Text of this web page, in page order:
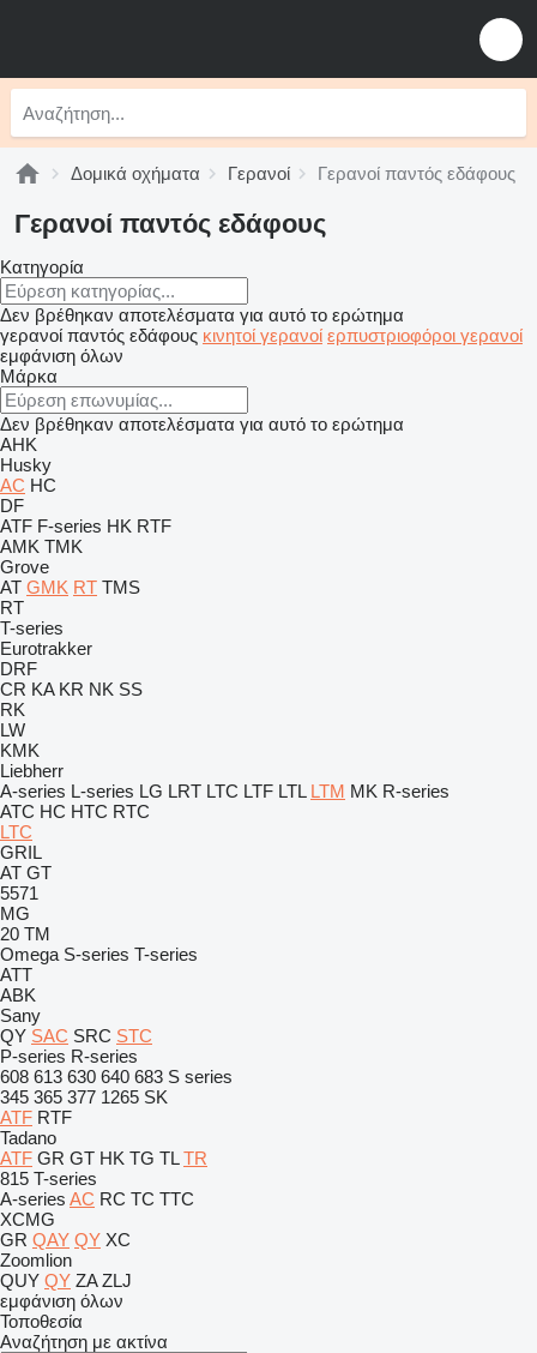
Δομικά οχήματα Γερανοί Γερανοί παντός εδάφους
Γερανοί παντός εδάφους
Κατηγορία
Δεν βρέθηκαν αποτελέσματα για αυτό το ερώτημα
γερανοί παντός εδάφους κινητοί γερανοί ερπυστριοφόροι γερανοί
εμφάνιση όλων
Μάρκα
Δεν βρέθηκαν αποτελέσματα για αυτό το ερώτημα
AHK
Husky
AC HC
DF
ATF F-series HK RTF
AMK TMK
Grove
AT GMK RT TMS
RT
T-series
Eurotrakker
DRF
CR KA KR NK SS
RK
LW
KMK
Liebherr
A-series L-series LG LRT LTC LTF LTL LTM MK R-series
ATC HC HTC RTC
LTC
GRIL
AT GT
5571
MG
20 TM
Omega S-series T-series
ATT
ABK
Sany
QY SAC SRC STC
P-series R-series
608 613 630 640 683 S series
345 365 377 1265 SK
ATF RTF
Tadano
ATF GR GT HK TG TL TR
815 T-series
A-series AC RC TC TTC
XCMG
GR QAY QY XC
Zoomlion
QUY QY ZA ZLJ
εμφάνιση όλων
Τοποθεσία
Αναζήτηση με ακτίνα